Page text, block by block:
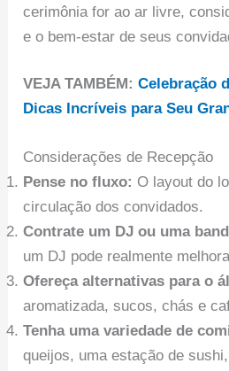
cerimônia for ao ar livre,
e o bem-estar de seus
VEJA TAMBÉM:Celebração
Dicas Incríveis para Seu
Considerações de Recepção
Pense no fluxo: O layout do
circulação dos convidados.
Contrate um DJ ou uma
um DJ pode realmente
Ofereça alternativas para o
aromatizada, sucos, chás e
Tenha uma variedade de
queijos, uma estação de